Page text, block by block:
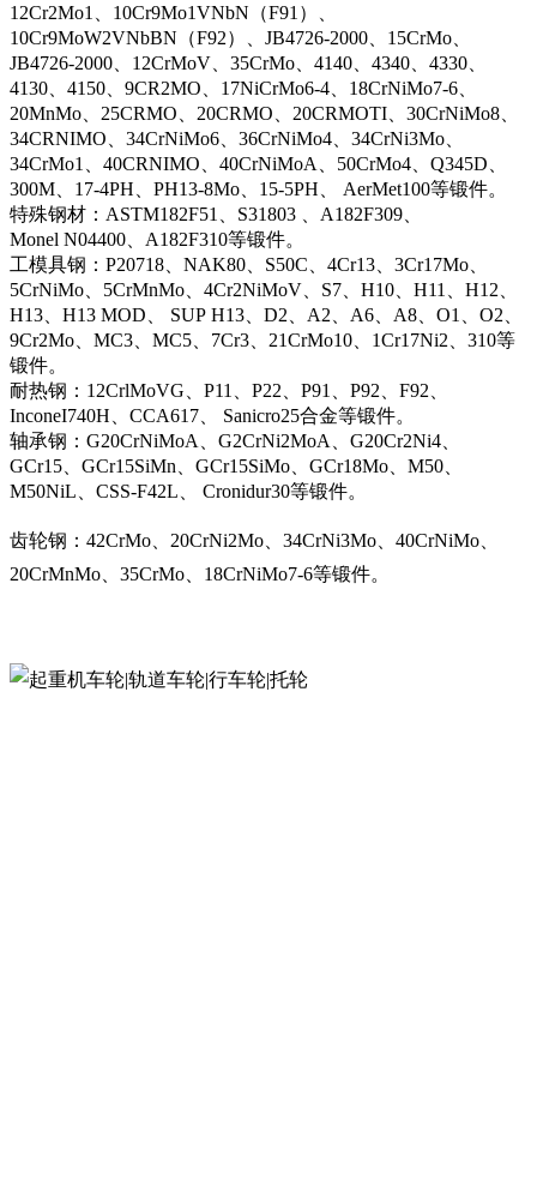
12Cr2Mo1、10Cr9Mo1VNbN（F91）、
10Cr9MoW2VNbBN（F92）、JB4726-2000、15CrMo、
JB4726-2000、12CrMoV、35CrMo、4140、4340、4330、
4130、4150、9CR2MO、17NiCrMo6-4、18CrNiMo7-6、
20MnMo、25CRMO、20CRMO、20CRMOTI、30CrNiMo8、
34CRNIMO、34CrNiMo6、36CrNiMo4、34CrNi3Mo、
34CrMo1、40CRNIMO、40CrNiMoA、50CrMo4、Q345D、
300M、17-4PH、PH13-8Mo、15-5PH、 AerMet100等锻件。
特殊钢材：ASTM182F51、S31803 、A182F309、
Monel N04400、A182F310等锻件。
工模具钢：P20718、NAK80、S50C、4Cr13、3Cr17Mo、
5CrNiMo、5CrMnMo、4Cr2NiMoV、S7、H10、H11、H12、
H13、H13 MOD、 SUP H13、D2、A2、A6、A8、O1、O2、
9Cr2Mo、MC3、MC5、7Cr3、21CrMo10、1Cr17Ni2、310等
锻件。
耐热钢：12CrlMoVG、P11、P22、P91、P92、F92、
InconeI740H、CCA617、 Sanicro25合金等锻件。
轴承钢：G20CrNiMoA、G2CrNi2MoA、G20Cr2Ni4、
GCr15、GCr15SiMn、GCr15SiMo、GCr18Mo、M50、
M50NiL、CSS-F42L、 Cronidur30等锻件。
齿轮钢：42CrMo、20CrNi2Mo、34CrNi3Mo、40CrNiMo、
20CrMnMo、35CrMo、18CrNiMo7-6等锻件。